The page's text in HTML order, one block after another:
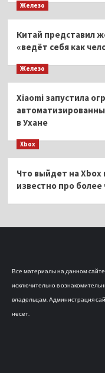
Железо
Китай представил
«ведёт себя как
Железо
Xiaomi запустила
в Ухане
Xbox
Что выйдет на Xbox
известно про более
Все материалы на данном сайте
исключительно в
владельцам. Администрация
несет.